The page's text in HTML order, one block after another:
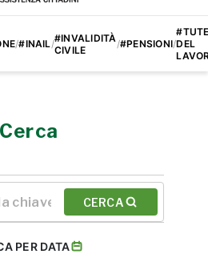
/#INAIL/#INVALIDITÀ
CIVILE
/#PENSIONI/DEL
Cerca
CERCA
PER DATA